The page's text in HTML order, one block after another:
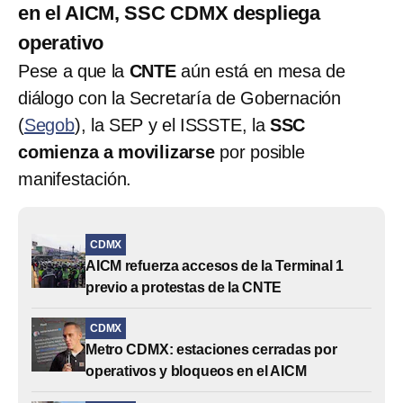
en el AICM, SSC CDMX despliega
operativo
Pese a que la CNTEaún está en mesa de
diálogo con la Secretaría de Gobernación
(Segob), la SEP y el ISSSTE, la SSC
comienza a movilizarsepor posible
manifestación.
CDMX
AICM refuerza accesos de la Terminal 1
previo a protestas de la CNTE
CDMX
Metro CDMX: estaciones cerradas por
operativos y bloqueos en el AICM